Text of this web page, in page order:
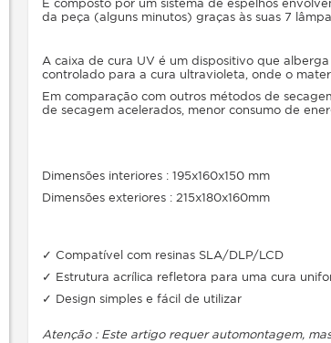
É composto por um sistema de espelhos
da peça (alguns minutos) graças às suas 7
A caixa de cura UV é um dispositivo que
controlado para a cura ultravioleta, onde o
Em comparação com outros métodos de
de secagem acelerados, menor consumo de
Dimensões interiores : 195x160x150 mm
Dimensões exteriores : 215x180x160mm
✓ Compatível com resinas SLA/DLP/LCD
✓ Estrutura acrílica refletora para uma cura
✓ Design simples e fácil de utilizar
Atenção : Este artigo requer automontagem,